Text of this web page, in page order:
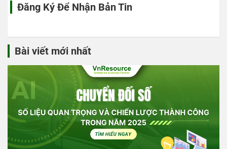
Đăng Ký Để Nhận Bản Tin
Bài viết mới nhất